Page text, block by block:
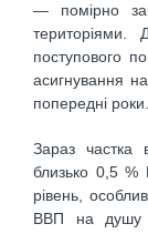
— помірно
територіями.
поступового
асигнування на
попередні
Зараз частка
близько 0,5 %
рівень,
ВВП на душу